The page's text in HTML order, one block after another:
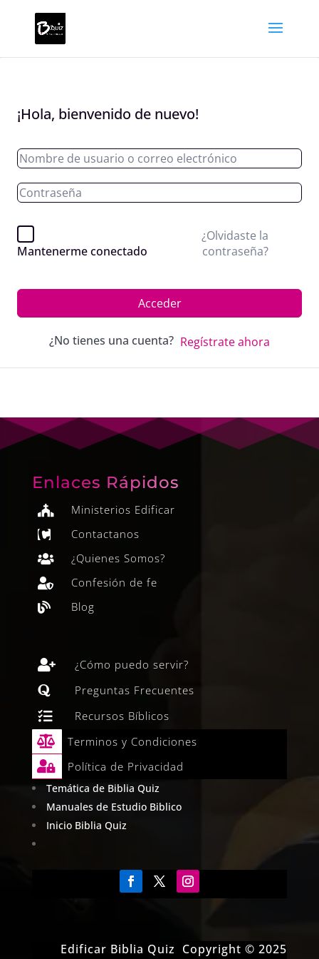
¡Hola, bienvenido de nuevo!
Mantenerme conectado
¿Olvidaste la
contraseña?
Acceder
¿No tienes una cuenta? Regístrate ahora
Enlaces Rápidos
 Ministerios Edificar
 Contactanos
 ¿Quienes Somos?
 Confesión de fe
 Blog
 ¿Cómo puedo servir?
 Preguntas Frecuentes
 Recursos Bíblicos
 Terminos y Condiciones
 Política de Privacidad
Temática de Biblia Quiz
Manuales de Estudio Biblico
Inicio Biblia Quiz
Edificar Biblia Quiz Copyright © 2025